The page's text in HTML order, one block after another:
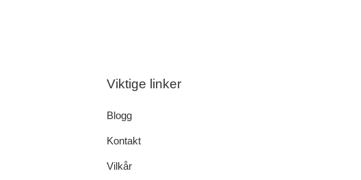
Viktige linker
Blogg
Kontakt
Vilkår